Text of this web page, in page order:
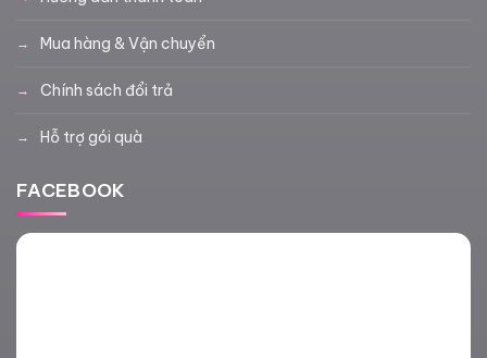
Mua hàng & Vận chuyển
Chính sách đổi trả
Hỗ trợ gói quà
FACEBOOK